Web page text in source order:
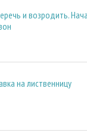
и возродить.
на лиственницу